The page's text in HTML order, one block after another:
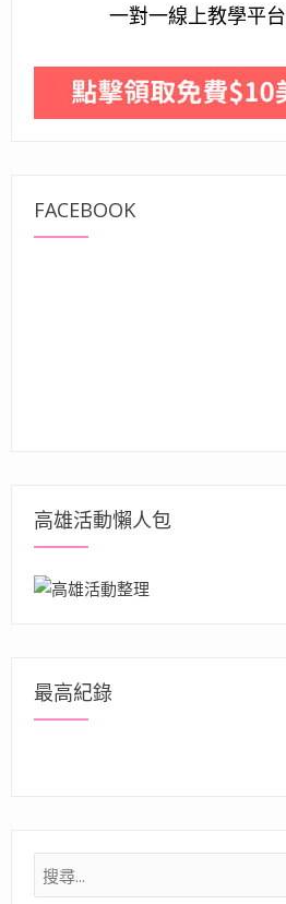
一對一線上教學平台
FACEBOOK
高雄活動懶人包
最高紀錄
搜
尋